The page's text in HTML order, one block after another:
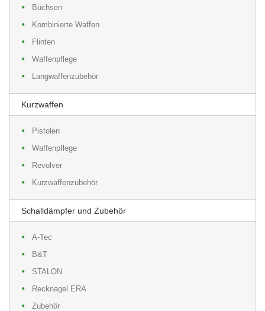
Büchsen
Kombinierte Waffen
Flinten
Waffenpflege
Langwaffenzubehör
Kurzwaffen
Pistolen
Waffenpflege
Revolver
Kurzwaffenzubehör
Schalldämpfer und Zubehör
A-Tec
B&T
STALON
Recknagel ERA
Zubehör